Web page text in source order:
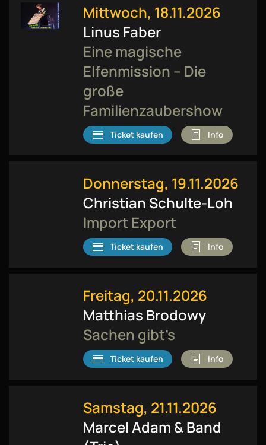
Mittwoch, 18.11.2026
Linus Faber
Eine magische
Elfenmission – Die
große
Familienzaubershow
Ticket kaufen Info
Donnerstag, 19.11.2026
Christian Schulte-Loh
Import Export
Ticket kaufen Info
Freitag, 20.11.2026
Matthias Brodowy
Sachen gibt’s
Ticket kaufen Info
Samstag, 21.11.2026
Marcel Adam & Band